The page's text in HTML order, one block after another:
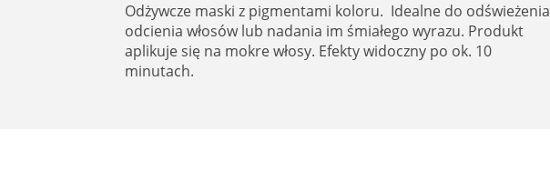
Odżywcze maski z pigmentami koloru. Idealne do odświeżenia
odcienia włosów lub nadania im śmiałego wyrazu. Produkt
aplikuje się na mokre włosy. Efekty widoczny po ok. 10
minutach.